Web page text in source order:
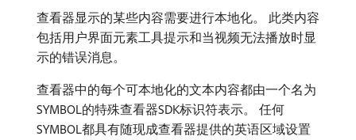
查看器显示的某些内容需要进行本地化。 此类内容
包括用户界面元素工具提示和当视频无法播放时显
示的错误消息。
查看器中的每个可本地化的文本内容都由一个名为
SYMBOL的特殊查看器SDK标识符表示。 任何
SYMBOL都具有随现成查看器提供的英语区域设置